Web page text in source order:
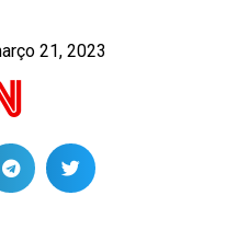
21, 2023